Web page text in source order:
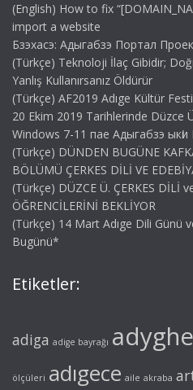
(English) How to fix
import a website
Бзэхасэ: Адыгабзэ Портал
(Türkçe) Teknoloji İlaç Gibidir;
Yanlış Kullanırsanız Öldürür
(Türkçe) AF2019 Adıge Kültür
20 Ekim 2019 Tarihlerinde Düzce
Windows 7-11 пае Адыгабзэ
(Türkçe) DÜNDEN BUGÜNE
BÖLÜMÜ ÇERKES DİLİ VE
(Türkçe) DÜZCE Ü. ÇERKES DİLİ
ÖĞRENCİLERİNİ BEKLİYOR
(Türkçe) 14 Mart Adıge Dili Günü
Bugünü*
Etiketler:
adiga adige bayrağı adyghe
ölçüleri adıgece aile akraba